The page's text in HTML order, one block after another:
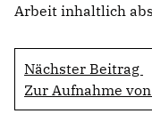
Arbeit inhaltlich
Nächster Beitrag
Zur Aufnahme